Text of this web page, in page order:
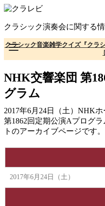
コ
テ
ン
ツ
へ
動
クラシック演奏会に関する
クラシック音楽雑学クイズ『クラ
NHK交響楽団 第
グラム
2017年6月24日（土）NHK
第1862回定期公演Aプログ
トのアーカイブページです。
2017年6月24日（土）